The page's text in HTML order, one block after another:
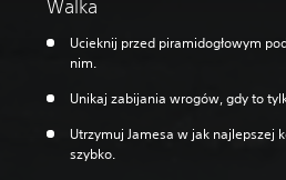
Walka
Ucieknij przed piramidogłowym
nim.
Unikaj zabijania wrogów, gdy to
Utrzymuj Jamesa w jak najlepszej
szybko.